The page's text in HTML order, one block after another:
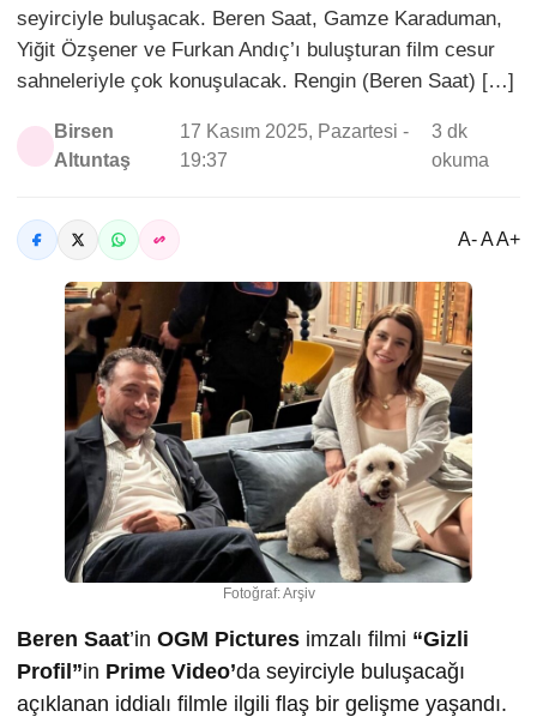
seyirciyle buluşacak. Beren Saat, Gamze Karaduman,
Yiğit Özşener ve Furkan Andıç’ı buluşturan film cesur
sahneleriyle çok konuşulacak. Rengin (Beren Saat) […]
Birsen
Altuntaş
17 Kasım 2025, Pazartesi -
19:37
3 dk
okuma
A- A A+
Fotoğraf: Arşiv
Beren Saat’in OGM Pictures imzalı filmi “Gizli
Profil”in Prime Video’da seyirciyle buluşacağı
açıklanan iddialı filmle ilgili flaş bir gelişme yaşandı.